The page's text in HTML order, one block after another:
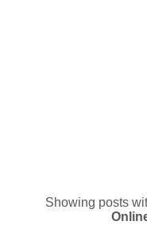
Showing posts